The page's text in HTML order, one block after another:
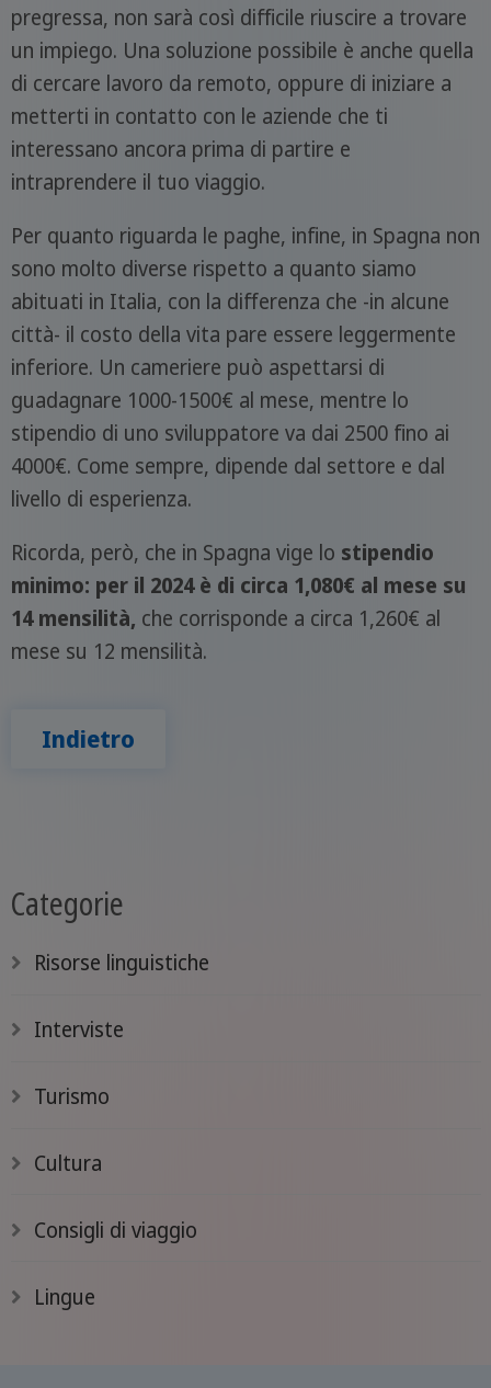
pregressa, non sarà così difficile riuscire a trovare
un impiego. Una soluzione possibile è anche quella
di cercare lavoro da remoto, oppure di iniziare a
metterti in contatto con le aziende che ti
interessano ancora prima di partire e
intraprendere il tuo viaggio.
Per quanto riguarda le paghe, infine, in Spagna non
sono molto diverse rispetto a quanto siamo
abituati in Italia, con la differenza che -in alcune
città- il costo della vita pare essere leggermente
inferiore. Un cameriere può aspettarsi di
guadagnare 1000-1500€ al mese, mentre lo
stipendio di uno sviluppatore va dai 2500 fino ai
4000€. Come sempre, dipende dal settore e dal
livello di esperienza.
Ricorda, però, che in Spagna vige lo stipendio
minimo: per il 2024 è di circa 1,080€ al mese su
14 mensilità, che corrisponde a circa 1,260€ al
mese su 12 mensilità.
Indietro
Categorie
Risorse linguistiche
Interviste
Turismo
Cultura
Consigli di viaggio
Lingue